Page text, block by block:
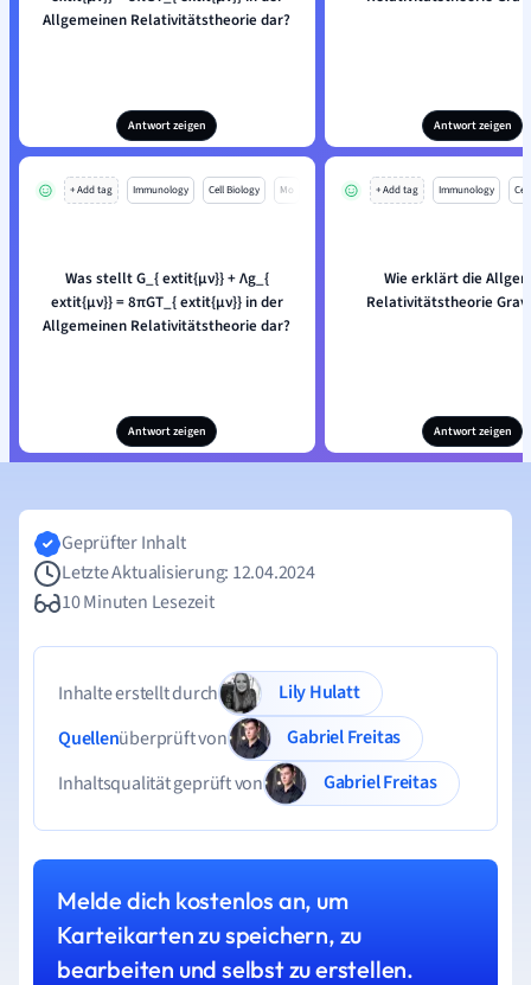
Allgemeinen Relativitätstheorie dar?
Antwort zeigen Antwort zeigen
+ Add tag Immunology Cell Biology Mo
Was stellt G_{ extit{μν}} + Λg_{
extit{μν}} = 8πGT_{ extit{μν}} in der
Allgemeinen Relativitätstheorie dar?
Antwort zeigen
+ Add tag Immunology
Wie erklärt die
Relativitätstheorie
Antwort zeigen
Geprüfter Inhalt
Letzte Aktualisierung: 12.04.2024
10 Minuten Lesezeit
Inhalte erstellt durch
Lily Hulatt
Quellenüberprüft von
Gabriel Freitas
Inhaltsqualität geprüft von
Gabriel Freitas
Melde dich kostenlos an, um
Karteikarten zu speichern, zu
bearbeiten und selbst zu erstellen.